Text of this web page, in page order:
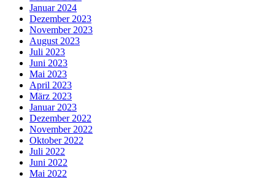
Januar 2024
Dezember 2023
November 2023
August 2023
Juli 2023
Juni 2023
Mai 2023
April 2023
März 2023
Januar 2023
Dezember 2022
November 2022
Oktober 2022
Juli 2022
Juni 2022
Mai 2022